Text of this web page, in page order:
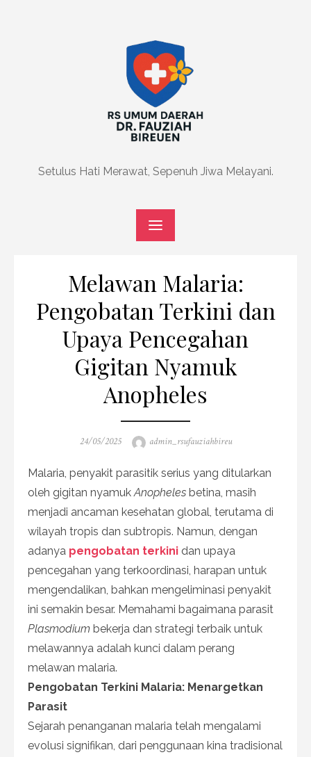
Setulus Hati Merawat, Sepenuh Jiwa Melayani.
Melawan Malaria:
Pengobatan Terkini dan
Upaya Pencegahan
Gigitan Nyamuk
Anopheles
Posted
24/05/2025 Author
admin_rsufauziahbireu
Malaria, penyakit parasitik serius yang ditularkan
oleh gigitan nyamukAnopheles betina, masih
menjadi ancaman kesehatan global, terutama di
wilayah tropis dan subtropis. Namun, dengan
adanya pengobatan terkini dan upaya
pencegahan yang terkoordinasi, harapan untuk
mengendalikan, bahkan mengeliminasi penyakit
ini semakin besar. Memahami bagaimana parasit
Plasmodium bekerja dan strategi terbaik untuk
melawannya adalah kunci dalam perang
melawan malaria.
Pengobatan Terkini Malaria: Menargetkan
Parasit
Sejarah penanganan malaria telah mengalami
evolusi signifikan, dari penggunaan kina tradisional